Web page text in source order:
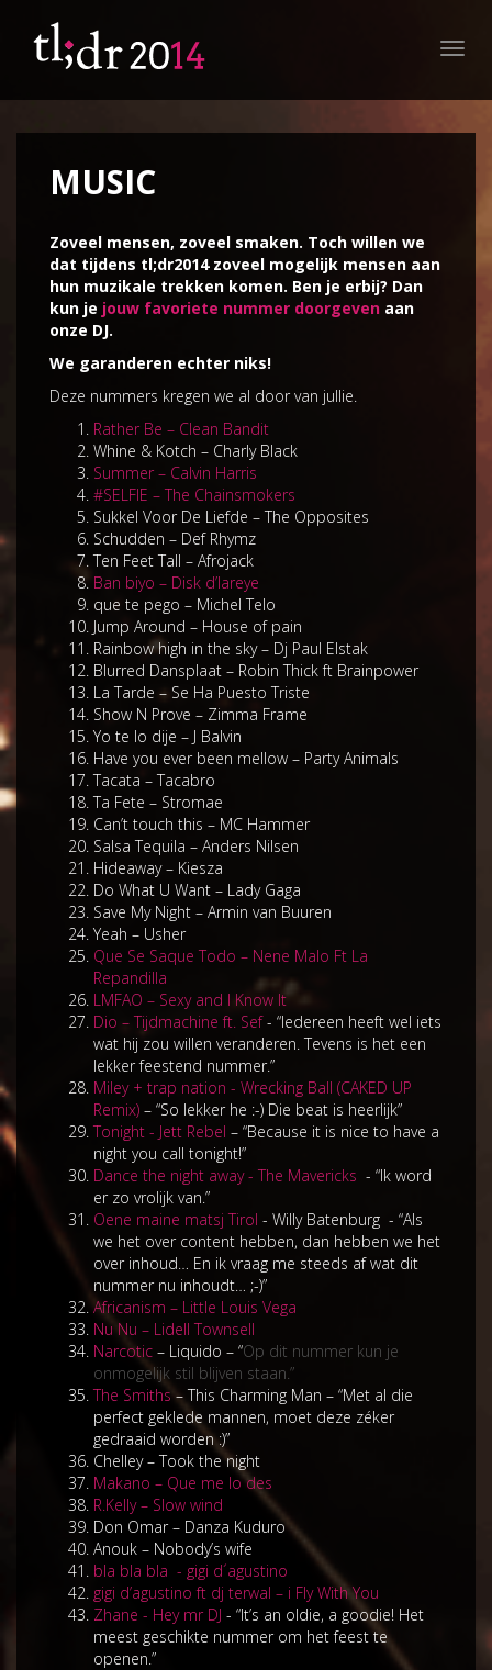
MUSIC
Zoveel mensen, zoveel smaken. Toch willen we
dat tijdens tl;dr2014 zoveel mogelijk mensen aan
hun muzikale trekken komen. Ben je erbij? Dan
kun je jouw favoriete nummer doorgeven aan
onze DJ.
We garanderen echter niks!
Deze nummers kregen we al door van jullie.
Rather Be – Clean Bandit
Whine & Kotch – Charly Black
Summer – Calvin Harris
#SELFIE – The Chainsmokers
Sukkel Voor De Liefde – The Opposites
Schudden – Def Rhymz
Ten Feet Tall – Afrojack
Ban biyo – Disk d’lareye
que te pego – Michel Telo
Jump Around – House of pain
Rainbow high in the sky – Dj Paul Elstak
Blurred Dansplaat – Robin Thick ft Brainpower
La Tarde – Se Ha Puesto Triste
Show N Prove – Zimma Frame
Yo te lo dije – J Balvin
Have you ever been mellow – Party Animals
Tacata – Tacabro
Ta Fete – Stromae
Can’t touch this – MC Hammer
Salsa Tequila – Anders Nilsen
Hideaway – Kiesza
Do What U Want – Lady Gaga
Save My Night – Armin van Buuren
Yeah – Usher
Que Se Saque Todo – Nene Malo Ft La
Repandilla
LMFAO – Sexy and I Know It
Dio – Tijdmachine ft. Sef- “Iedereen heeft wel iets
wat hij zou willen veranderen. Tevens is het een
lekker feestend nummer.”
Miley + trap nation - Wrecking Ball (CAKED UP
Remix) – “So lekker he :-) Die beat is heerlijk”
Tonight - Jett Rebel – “Because it is nice to have a
night you call tonight!”
Dance the night away - The Mavericks - “Ik word
er zo vrolijk van.”
Oene maine matsj Tirol - Willy Batenburg - “Als
we het over content hebben, dan hebben we het
over inhoud… En ik vraag me steeds af wat dit
nummer nu inhoudt… ;-)”
Africanism – Little Louis Vega
Nu Nu – Lidell Townsell
Narcotic – Liquido – “Op dit nummer kun je
onmogelijk stil blijven staan.”
The Smiths– This Charming Man – “Met al die
perfect geklede mannen, moet deze zéker
gedraaid worden :)”
Chelley – Took the night
Makano – Que me lo des
R.Kelly – Slow wind
Don Omar – Danza Kuduro
Anouk – Nobody’s wife
bla bla bla - gigi d´agustino
gigi d’agustino ft dj terwal – i Fly With You
Zhane - Hey mr DJ - “It’s an oldie, a goodie! Het
meest geschikte nummer om het feest te
openen.”